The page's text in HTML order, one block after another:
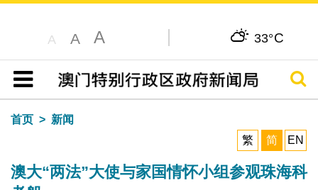
A A A 33°C
目录
搜寻
首页
新闻
繁
简 EN
澳大“两法”大使与家国情怀小组参观珠海科